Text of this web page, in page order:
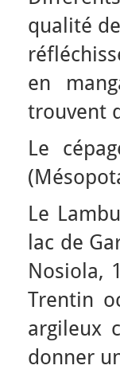
qualité
en
trouvent
Le
Le
lac de
Nosiola,
Trentin
argileux
donner